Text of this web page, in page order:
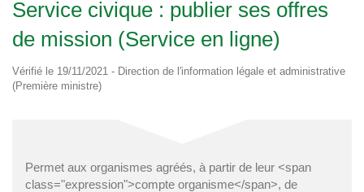
Service civique : publier ses offres
de mission (Service en ligne)
Vérifié le 19/11/2021 - Direction de l'information légale et administrative
(Première ministre)
Permet aux organismes agréés, à partir de leur <span
class="expression">compte organisme</span>, de